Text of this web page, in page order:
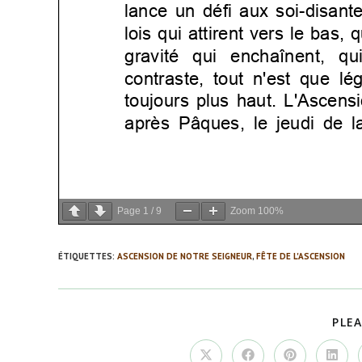
Page 1 / 9 Zoom 100%
ÉTIQUETTES: ASCENSION DE NOTRE SEIGNEUR, FÊTE DE L'ASCENSION